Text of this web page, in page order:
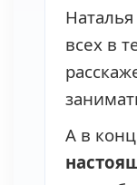
всех в
А в